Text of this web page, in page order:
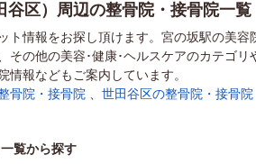
谷区）周辺の整骨院・接骨院一覧
ト情報をお探し頂けます。宮の坂駅の美容
その他の美容･健康･ヘルスケアのカテゴリ
情報などもご案内しています。
骨院・接骨院 世田谷区の整骨院・接骨院
覧から探す